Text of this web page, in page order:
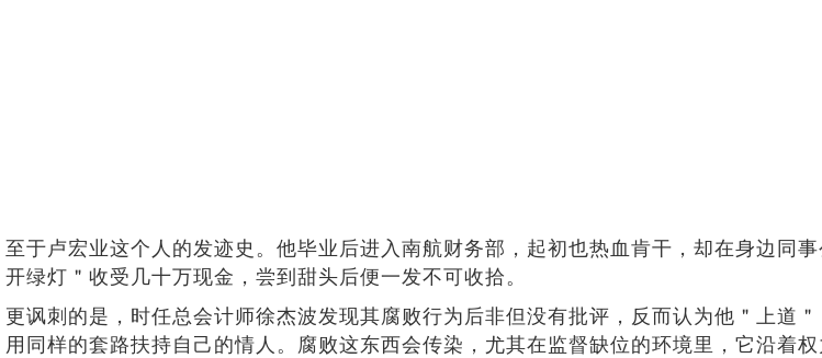
至于卢宏业这个人的发迹史。他毕业后进入南航财务部，起初也热血肯干，却在身边同
开绿灯＂收受几十万现金，尝到甜头后便一发不可收拾。
更讽刺的是，时任总会计师徐杰波发现其腐败行为后非但没有批评，反而认为他＂上道
用同样的套路扶持自己的情人。腐败这东西会传染，尤其在监督缺位的环境里，它沿着权